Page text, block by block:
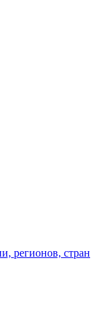
регионов, стран